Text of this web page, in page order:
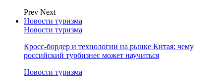
Prev Next
Новости туризма
Новости туризма
Кросс-бордер и технологии на рынке Китая: чему
российский турбизнес может научиться
Новости туризма